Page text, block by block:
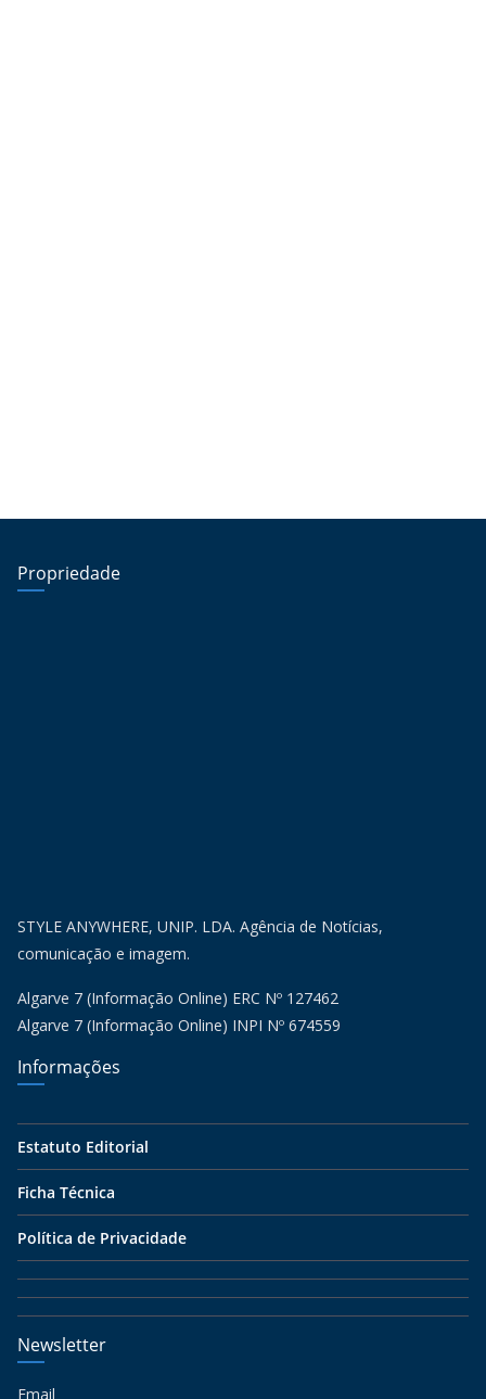
Propriedade
STYLE ANYWHERE, UNIP. LDA. Agência de Notícias,
comunicação e imagem.
Algarve 7 (Informação Online) ERC Nº 127462
Algarve 7 (Informação Online) INPI Nº 674559
Informações
Estatuto Editorial
Ficha Técnica
Política de Privacidade
Newsletter
Email